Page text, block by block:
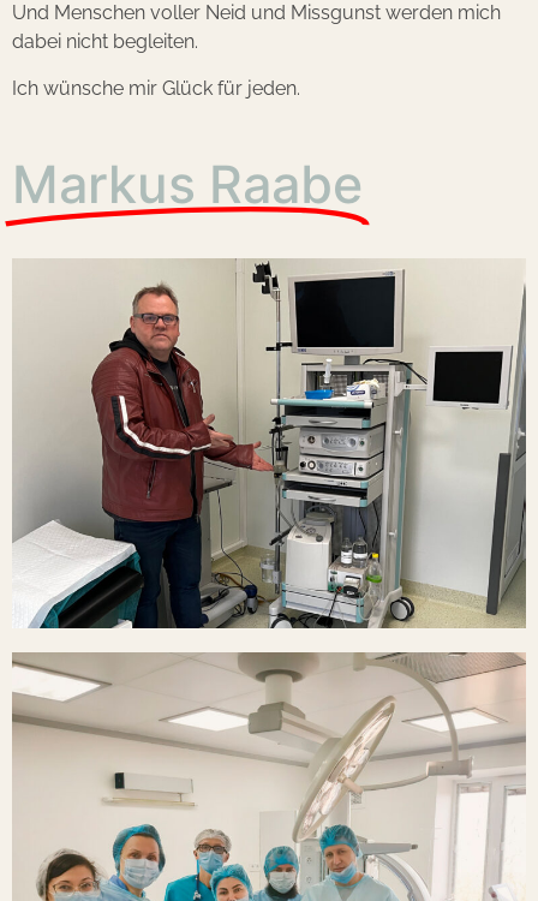
Und Menschen voller Neid und Missgunst werden mich
dabei nicht begleiten.
Ich wünsche mir Glück für jeden.
Markus Raabe